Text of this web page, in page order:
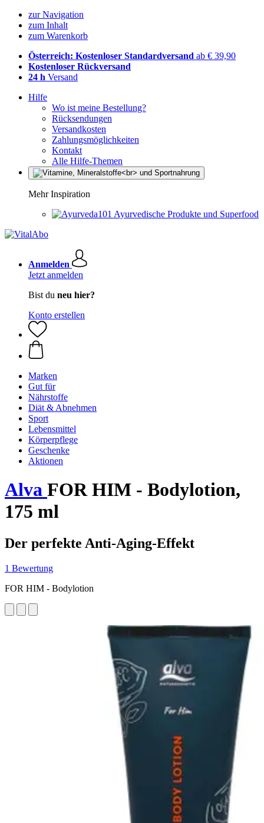
zur Navigation
zum Inhalt
zum Warenkorb
Österreich: Kostenloser Standardversand ab € 39,90
Kostenloser Rückversand
24 h Versand
Hilfe
Wo ist meine Bestellung?
Rücksendungen
Versandkosten
Zahlungsmöglichkeiten
Kontakt
Alle Hilfe-Themen
Mehr Inspiration
Ayurvedische Produkte und Superfood
Anmelden
Jetzt anmelden
Bist du neu hier?
Konto erstellen
Marken
Gut für
Nährstoffe
Diät & Abnehmen
Sport
Lebensmittel
Körperpflege
Geschenke
Aktionen
Alva FOR HIM - Bodylotion,
175 ml
Der perfekte Anti-Aging-Effekt
1 Bewertung
FOR HIM - Bodylotion